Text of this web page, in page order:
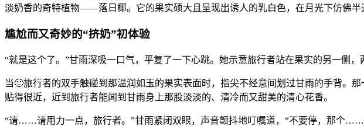
淡奶香的奇特植物——落日椰。它的果实硕大且呈现出诱人的乳白色，在月光下仿佛半
尴尬而又奇妙的“挤奶”初体验
“就是这个了。”甘雨深吸一口气，平复了一下心跳。她示意旅行者站在果实的另一侧
当🙂旅行者的双手触碰到那温润如玉的果实表面时，指尖不经意间划过甘雨的手背。
贴得很近，近到旅行者能闻到甘雨身上那股淡淡的、清冷而又甜美的清心花香。
“请……请用力一点，旅行者。”甘雨紧闭双眼，声音颤抖地叮嘱道，“不要停，那个